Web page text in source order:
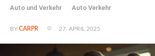
Auto und Verkehr
Auto Verkehr
BY CARPR 27. APRIL 2025